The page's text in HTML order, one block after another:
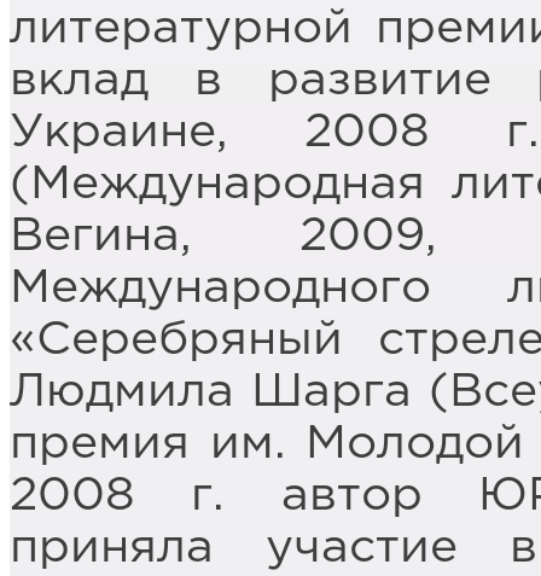
литературной
вклад в развитие
Украине, 2008
(Международная
Вегина, 2009,
Международного
«Серебряный
Людмила Шарга
премия им.
2008 г. автор
приняла участие